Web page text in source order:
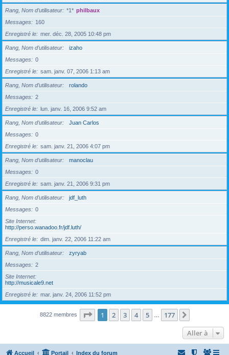
Rang, Nom d’utilisateur *1* philbaux
Messages
160
Enregistré le
mer. déc. 28, 2005 10:48 pm
Rang, Nom d’utilisateur
izaho
Messages
0
Enregistré le
sam. janv. 07, 2006 1:13 am
Rang, Nom d’utilisateur
rolando
Messages
2
Enregistré le
lun. janv. 16, 2006 9:52 am
Rang, Nom d’utilisateur
Juan Carlos
Messages
0
Enregistré le
sam. janv. 21, 2006 4:07 pm
Rang, Nom d’utilisateur
manoclau
Messages
0
Enregistré le
sam. janv. 21, 2006 9:31 pm
Rang, Nom d’utilisateur
jdf_luth
Messages
0
Site Internet
http://perso.wanadoo.fr/jdf.luth/
Enregistré le
dim. janv. 22, 2006 11:22 am
Rang, Nom d’utilisateur
zyryab
Messages
2
Site Internet
http://musicale9.net
Enregistré le
mar. janv. 24, 2006 11:52 pm
8822 membres Page 1sur177
1 2 3 4 5 177
Aller à
Accueil Portail Index du forum